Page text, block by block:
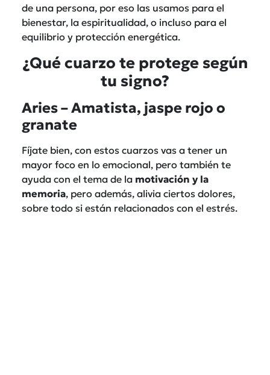
de una persona, por eso las usamos para el
bienestar, la espiritualidad, o incluso para el
equilibrio y protección energética.
¿Qué cuarzo te protege según
tu signo?
Aries – Amatista, jaspe rojo o
granate
Fíjate bien, con estos cuarzos vas a tener un
mayor foco en lo emocional, pero también te
ayuda con el tema de la motivación y la
memoria, pero además, alivia ciertos dolores,
sobre todo si están relacionados con el estrés.